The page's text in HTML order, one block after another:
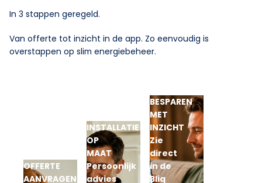
In 3 stappen geregeld.
Van offerte tot inzicht in de app. Zo eenvoudig is
overstappen op slim energiebeheer.
OFFERTE
AANVRAGEN
INSTALLATIE
OP
MAAT
Persoonlijk
advies
BESPAREN
MET
INZICHT
Zie
direct
in de
Bliq